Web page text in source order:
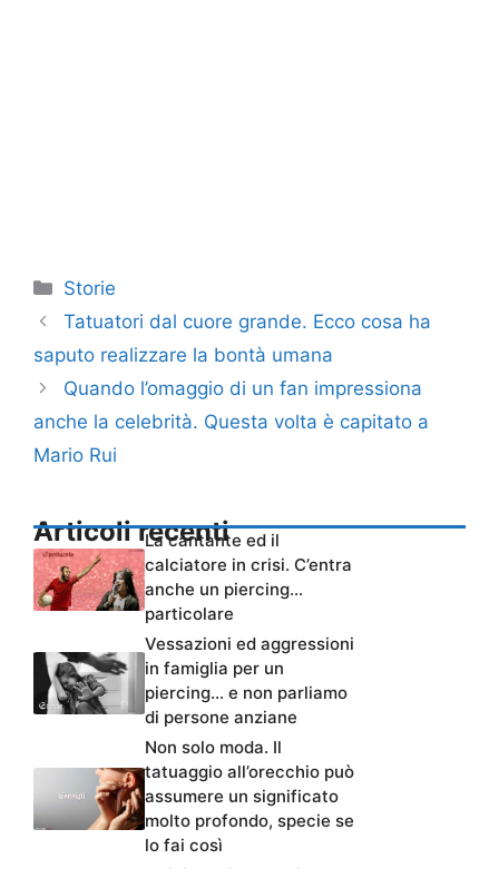
Categorie
Storie
Tatuatori dal cuore grande. Ecco cosa ha
saputo realizzare la bontà umana
Quando l’omaggio di un fan impressiona
anche la celebrità. Questa volta è capitato a
Mario Rui
Articoli recenti
La cantante ed il
calciatore in crisi. C’entra
anche un piercing…
particolare
Vessazioni ed aggressioni
in famiglia per un
piercing… e non parliamo
di persone anziane
Non solo moda. Il
tatuaggio all’orecchio può
assumere un significato
molto profondo, specie se
lo fai così